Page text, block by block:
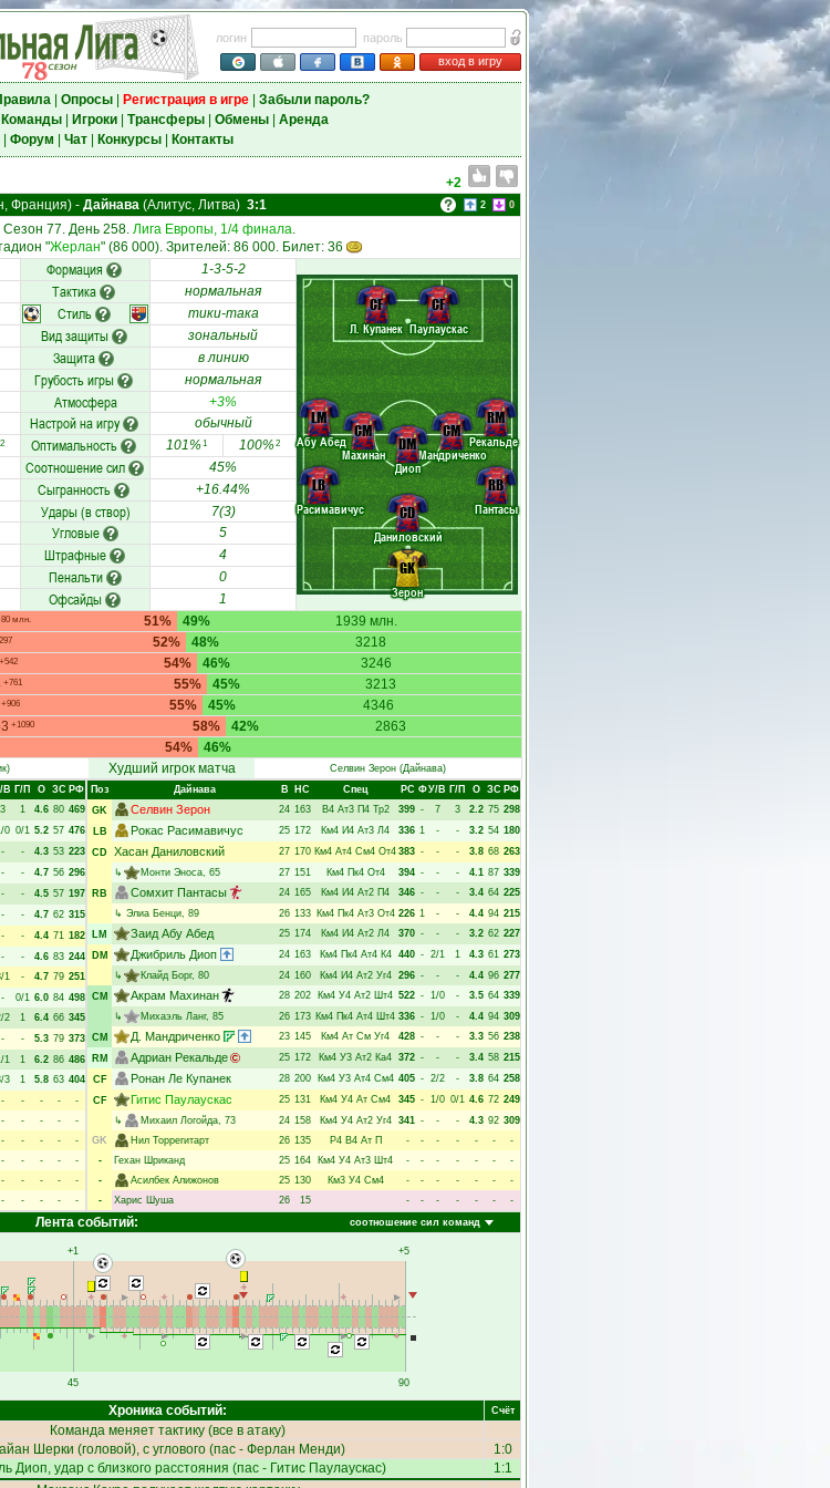
логин
пароль
вход в игру
| Опросы| Регистрация в игре| Забыли пароль?
Команды| Игроки| Трансферы| Обмены| Аренда
| Форум Чат| Конкурсы| Контакты
+2
Франция) - Дайнава (Алитус, Литва) 3:1 2 0
77. День 258. Лига Европы, 1/4 финала.
"Жерлан" (86 000). Зрителей: 86 000. Билет: 36
Формация 1-3-5-2
Зерон
Расимавичус
Даниловский
Пантасы
Абу Абед
Диоп
Махинан Мандриченко
Рекальде
Л. Купанек Паулаускас
GK
LB
CD
RB
LM
DM
CM CM
RM
CF CF
Тактика
нормальная
Стиль
тики-така
Вид защиты
зональный
Защита
в линию
Грубость игры
нормальная
Атмосфера
+3%
Настрой на игру
обычный
2 Оптимальность 101%1 100%2
Соотношение сил
45%
Сыгранность
+16.44%
Удары (в створ)
7(3)
Угловые
5
Штрафные
4
Пенальти
0
Офсайды
1
млн. 51% 1939 млн.
49%
52% 3218
48%
+542 54% 3246
46%
+761 55% 3213
45%
+906 55% 4346
45%
+1090 58% 2863
42%
54%
46%
Худший игрок матча Селвин Зерон (Дайнава)
В Г/П О ЗС РФ
3 1 4.6 80 469
0 0/1 5.2 57 476
- - 4.3 53 223
- - 4.7 56 296
- - 4.5 57 197
- - 4.7 62 315
- - 4.4 71 182
- - 4.6 83 244
1 - 4.7 79 251
- 0/1 6.0 84 498
2 1 6.4 66 345
- - 5.3 79 373
1 1 6.2 86 486
3 1 5.8 63 404
- - - -
-
- - - -
-
- - - -
-
- - - -
-
- - - -
-
- - - - -
Поз Дайнава В НC Спец РC ФУ/В Г/П О ЗС РФ
GK
Селвин Зерон 24 163 В4 Ат3 П4 Тр2 399 - 7 3 2.2 75 298
LB
Рокас Расимавичус 25 172 Км4 И4 Ат3 Л4 336 1 - - 3.2 54 180
CD Хасан Даниловский 27 170 Км4 Ат4 См4 От4 383 - - - 3.8 68 263
↳
Монти Эноса, 65 27 151 Км4 Пк4 От4 394 - - - 4.1 87 339
RB
Сомхит Пантасы 24 165 Км4 И4 Ат2 П4 346 - - - 3.4 64 225
↳ Элиа Бенци, 89 26 133 Км4 Пк4 Ат3 От4 226 1 - - 4.4 94 215
LM
Заид Абу Абед 25 174 Км4 И4 Ат2 Л4 370 - - - 3.2 62 227
DM
Джибриль Диоп 24 163 Км4 Пк4 Ат4 К4 440 - 2/1 1 4.3 61 273
↳
Клайд Борг, 80 24 160 Км4 И4 Ат2 Уг4 296 - - - 4.4 96 277
CM
Акрам Махинан 28 202 Км4 У4 Ат2 Шт4 522 - 1/0 - 3.5 64 339
↳
Михаэль Ланг, 85 26 173 Км4 Пк4 Ат4 Шт4 336 - 1/0 - 4.4 94 309
CM
Д. Мандриченко 23 145 Км4 Ат См Уг4 428 - - - 3.3 56 238
RM
Адриан Рекальде 25 172 Км4 У3 Ат2 Ка4 372 - - - 3.4 58 215
CF
Ронан Ле Купанек 28 200 Км4 У3 Ат4 См4 405 - 2/2 - 3.8 64 258
CF
Гитис Паулаускас 25 131 Км4 У4 Ат См4 345 - 1/0 0/1 4.6 72 249
↳
Михаил Логойда, 73 24 158 Км4 У4 Ат2 Уг4 341 - - - 4.3 92 309
GK
Нил Торрегитарт 26 135 Р4 В4 Ат П - - - - - -
-
-
Гехан Шриканд 25 164 Км4 У4 Ат3 Шт4 - - - - - -
-
-
Асилбек Алижонов 25 130 Км3 У4 См4 - - - - - -
-
-
Харис Шуша 26 15 - - - - - -
-
соотношение сил команд
Лента событий:
+1
45
+5
90
Хроника событий: Счёт
Команда меняет тактику (все в атаку)
Шерки (головой), с углового (пас - Ферлан Менди) 1:0
Диоп, удар с близкого расстояния (пас - Гитис Паулаускас) 1:1